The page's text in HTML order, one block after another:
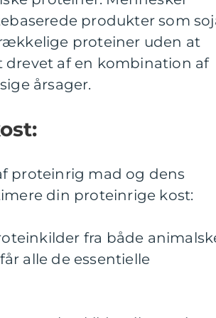
produkter som
proteiner uden at
af en kombination af
årsager.
proteinrig mad og dens
din proteinrige kost:
fra både
alle de essentielle